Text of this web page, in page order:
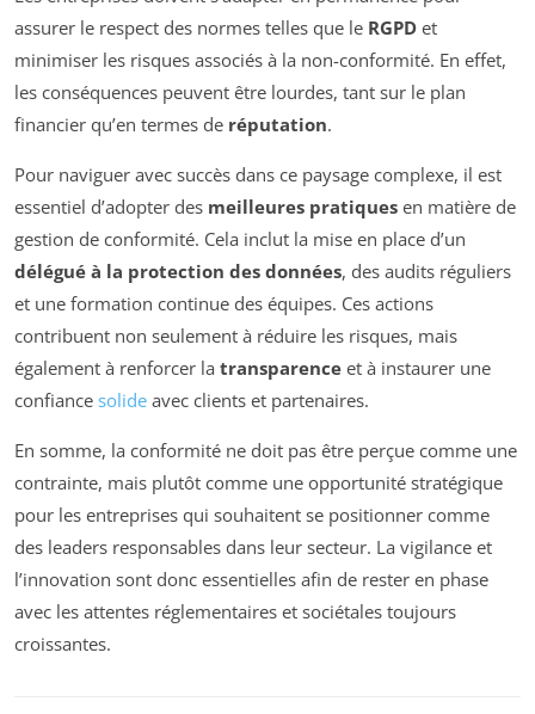
assurer le respect des normes telles que le RGPD et
minimiser les risques associés à la non-conformité. En effet,
les conséquences peuvent être lourdes, tant sur le plan
financier qu’en termes de réputation.
Pour naviguer avec succès dans ce paysage complexe, il est
essentiel d’adopter des meilleures pratiques en matière de
gestion de conformité. Cela inclut la mise en place d’un
délégué à la protection des données, des audits réguliers
et une formation continue des équipes. Ces actions
contribuent non seulement à réduire les risques, mais
également à renforcer la transparence et à instaurer une
confiance solide avec clients et partenaires.
En somme, la conformité ne doit pas être perçue comme une
contrainte, mais plutôt comme une opportunité stratégique
pour les entreprises qui souhaitent se positionner comme
des leaders responsables dans leur secteur. La vigilance et
l’innovation sont donc essentielles afin de rester en phase
avec les attentes réglementaires et sociétales toujours
croissantes.